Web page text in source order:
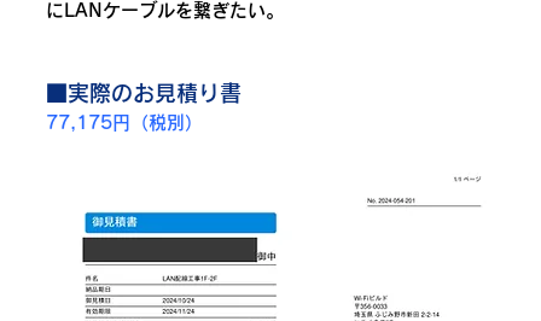
にLANケーブルを繋ぎたい。
■実際のお見積り書
77,175円（税別）